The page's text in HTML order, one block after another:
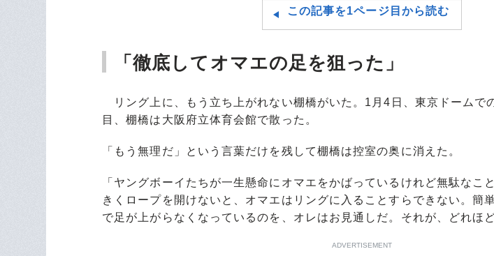
この記事を1ページ目から読む
「徹底してオマエの足を狙った」
リング上に、もう立ち上がれない棚橋がいた。1月4日、東京ドームで
目、棚橋は大阪府立体育会館で散った。
「もう無理だ」という言葉だけを残して棚橋は控室の奥に消えた。
「ヤングボーイたちが一生懸命にオマエをかばっているけれど無駄なこ
きくロープを開けないと、オマエはリングに入ることすらできない。簡
で足が上がらなくなっているのを、オレはお見通しだ。それが、どれほ
ADVERTISEMENT